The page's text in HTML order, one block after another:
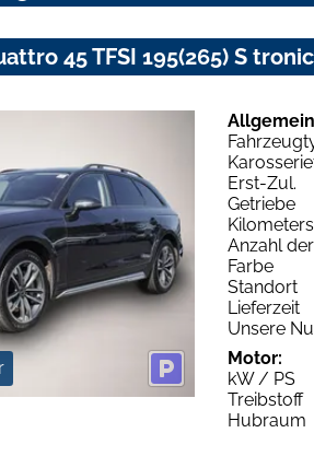
45 TFSI 195(265) S tronic
Erst-Zul.
Getriebe
Anzahl
Farbe
Standort
Lieferzeit
Unsere
Motor:
kW / PS
Treibstoff
Hubraum